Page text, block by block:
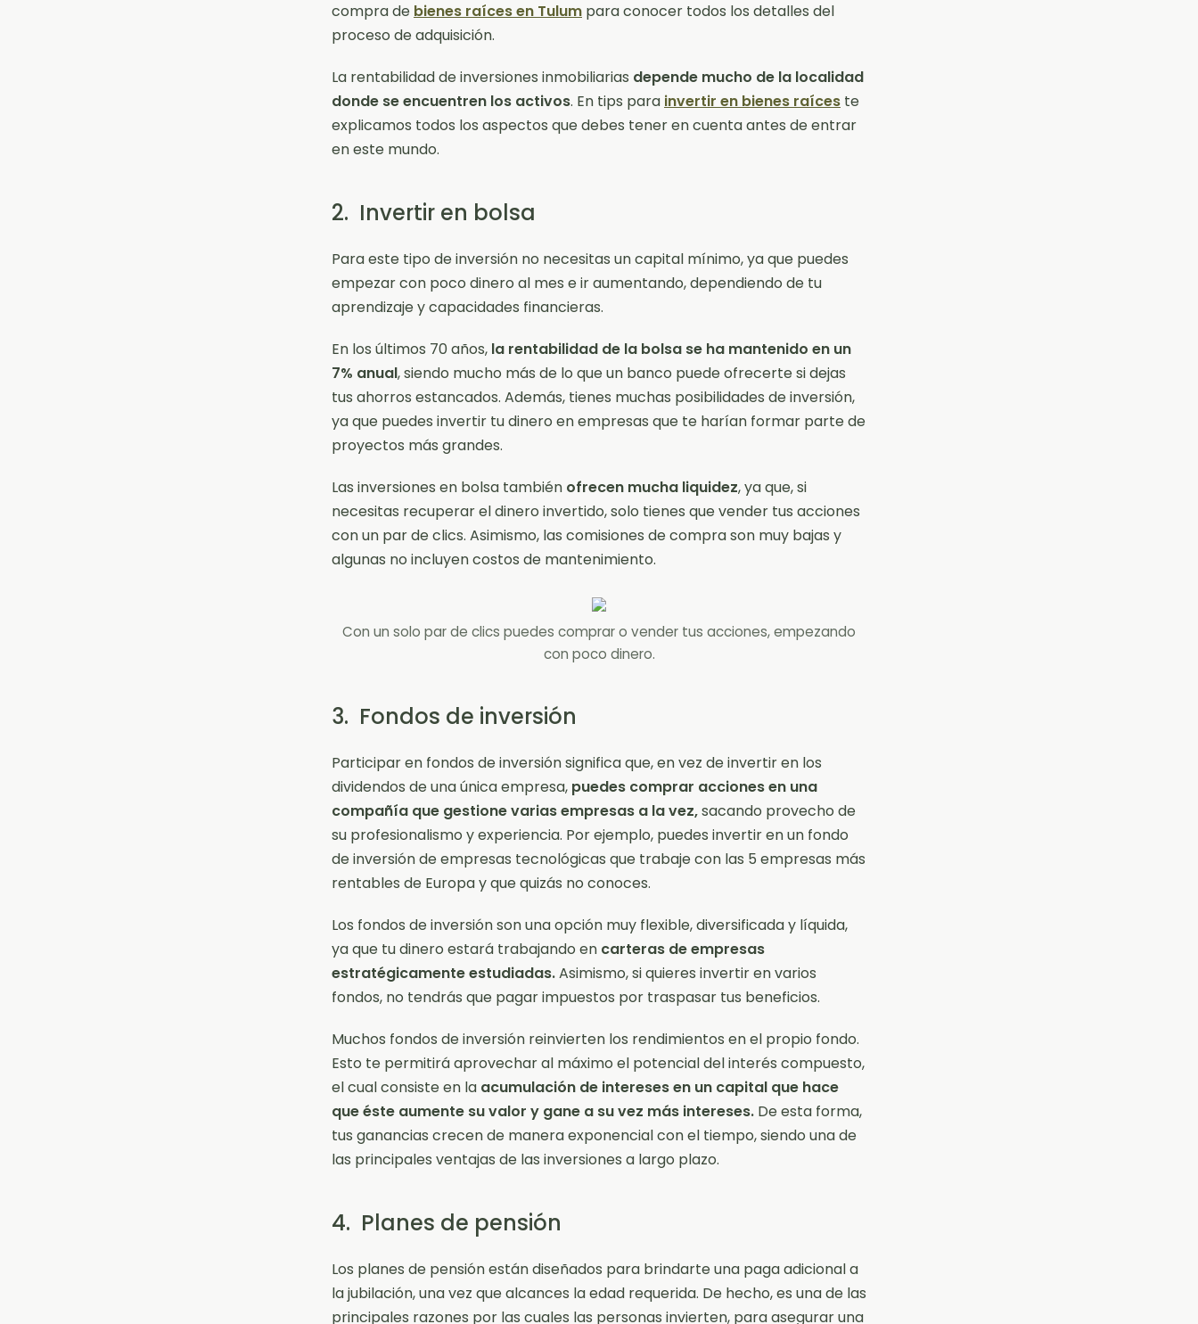
compra de bienes raíces en Tulum para conocer todos los detalles del
proceso de adquisición.
La rentabilidad de inversiones inmobiliarias depende mucho de la localidad
donde se encuentren los activos. En tips para invertir en bienes raíces te
explicamos todos los aspectos que debes tener en cuenta antes de entrar
en este mundo.
2. Invertir en bolsa
Para este tipo de inversión no necesitas un capital mínimo, ya que puedes
empezar con poco dinero al mes e ir aumentando, dependiendo de tu
aprendizaje y capacidades financieras.
En los últimos 70 años, la rentabilidad de la bolsa se ha mantenido en un
7% anual, siendo mucho más de lo que un banco puede ofrecerte si dejas
tus ahorros estancados. Además, tienes muchas posibilidades de inversión,
ya que puedes invertir tu dinero en empresas que te harían formar parte de
proyectos más grandes.
Las inversiones en bolsa también ofrecen mucha liquidez, ya que, si
necesitas recuperar el dinero invertido, solo tienes que vender tus acciones
con un par de clics. Asimismo, las comisiones de compra son muy bajas y
algunas no incluyen costos de mantenimiento.
Con un solo par de clics puedes comprar o vender tus acciones, empezando
con poco dinero.
3. Fondos de inversión
Participar en fondos de inversión significa que, en vez de invertir en los
dividendos de una única empresa, puedes comprar acciones en una
compañía que gestione varias empresas a la vez,sacando provecho de
su profesionalismo y experiencia. Por ejemplo, puedes invertir en un fondo
de inversión de empresas tecnológicas que trabaje con las 5 empresas más
rentables de Europa y que quizás no conoces.
Los fondos de inversión son una opción muy flexible, diversificada y líquida,
ya que tu dinero estará trabajando en carteras de empresas
estratégicamente estudiadas.Asimismo, si quieres invertir en varios
fondos, no tendrás que pagar impuestos por traspasar tus beneficios.
Muchos fondos de inversión reinvierten los rendimientos en el propio fondo.
Esto te permitirá aprovechar al máximo el potencial del interés compuesto,
el cual consiste en la acumulación de intereses en un capital que hace
que éste aumente su valor y gane a su vez más intereses. De esta forma,
tus ganancias crecen de manera exponencial con el tiempo, siendo una de
las principales ventajas de las inversiones a largo plazo.
4. Planes de pensión
Los planes de pensión están diseñados para brindarte una paga adicional a
la jubilación, una vez que alcances la edad requerida. De hecho, es una de las
principales razones por las cuales las personas invierten, para asegurar una